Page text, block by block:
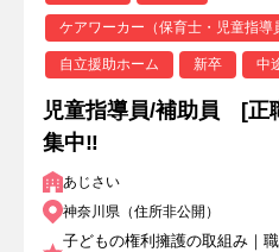
ケアワーカー（保育士・児童指導
自立援助ホーム 新卒 中
児童指導員/補助員 [正
集中‼
あじさい
神奈川県（住所非公開）
子どもの権利擁護の取組み｜